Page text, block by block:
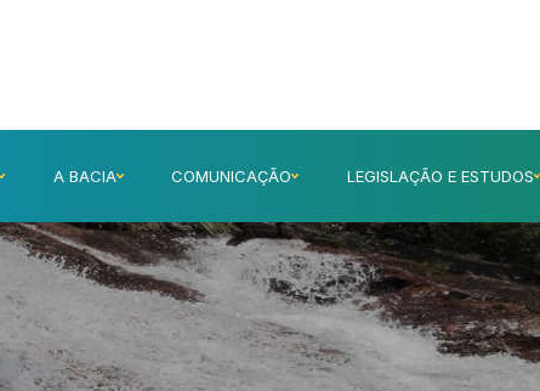
A BACIA COMUNICAÇÃO LEGISLAÇÃO E ESTUDOS